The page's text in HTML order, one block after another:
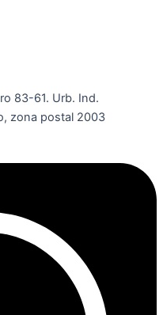
83-61. Urb. Ind.
zona postal 2003